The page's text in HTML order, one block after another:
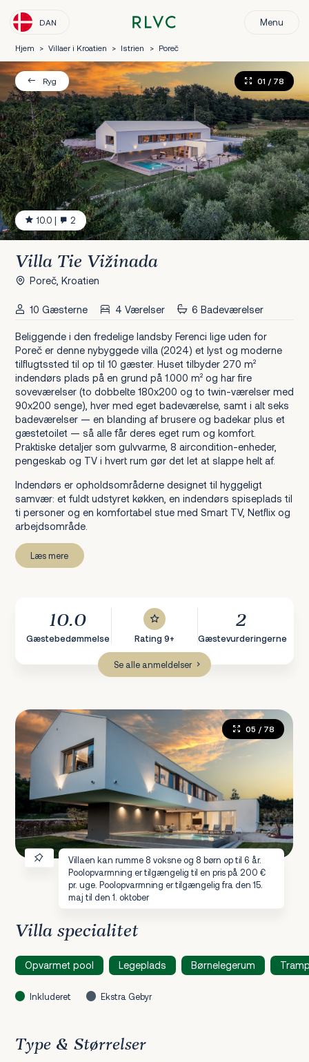
DAN Menu
Hjem > Villaer i Kroatien > Istrien > Poreč
Ryg
10.0 | 2
01 / 78
Villa Tie Vižinada
Poreč, Kroatien
10 Gæsterne 4 Værelser 6 Badeværelser
Beliggende i den fredelige landsby Ferenci lige uden for
Poreč er denne nybyggede villa (2024) et lyst og moderne
tilflugtssted til op til 10 gæster. Huset tilbyder 270 m²
indendørs plads på en grund på 1.000 m² og har fire
soveværelser (to dobbelte 180x200 og to twin-værelser med
90x200 senge), hver med eget badeværelse, samt i alt seks
badeværelser — en blanding af brusere og badekar plus et
gæstetoilet — så alle får deres eget rum og komfort.
Praktiske detaljer som gulvvarme, 8 aircondition-enheder,
pengeskab og TV i hvert rum gør det let at slappe helt af.
Indendørs er opholdsområderne designet til hyggeligt
samvær: et fuldt udstyret køkken, en indendørs spiseplads til
ti personer og en komfortabel stue med Smart TV, Netflix og
arbejdsområde.
Læs mere
10.0
Gæstebedømmelse Rating 9+
2
Gæstevurderingerne
Se alle anmeldelser
Villaen kan rumme 8 voksne og 8 børn op til 6 år.
Poolopvarmning er tilgængelig til en pris på 200 €
pr. uge. Poolopvarmning er tilgængelig fra den 15.
maj til den 1. oktober
05 / 78
Villa specialitet
Opvarmet pool Legeplads Børnelegerum
Inkluderet Ekstra Gebyr
Type & Størrelser